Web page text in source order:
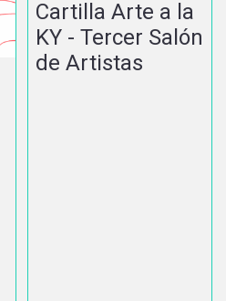
Cartilla Arte a la
KY - Tercer Salón
de Artistas